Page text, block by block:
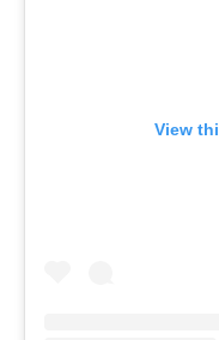
View